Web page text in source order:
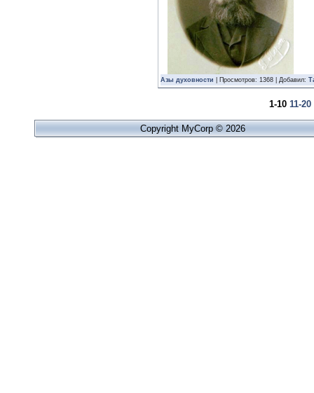
Азы духовности | Просмотров: 1368 | Добавил:
1-10 11-20
Copyright MyCorp © 2026